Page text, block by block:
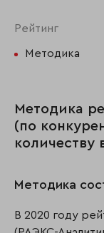
Рейтинг
Методика
Методика
(по
количеству
Методика
В 2020 году